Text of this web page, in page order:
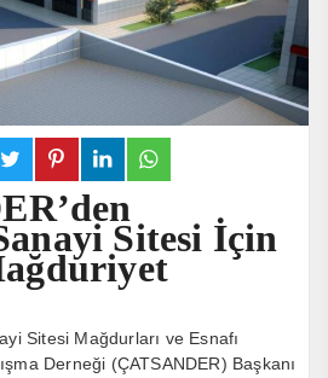
Sitesi İçin
Sitesi Mağdurları ve Esnafı
Derneği (ÇATSANDER) Başkanı